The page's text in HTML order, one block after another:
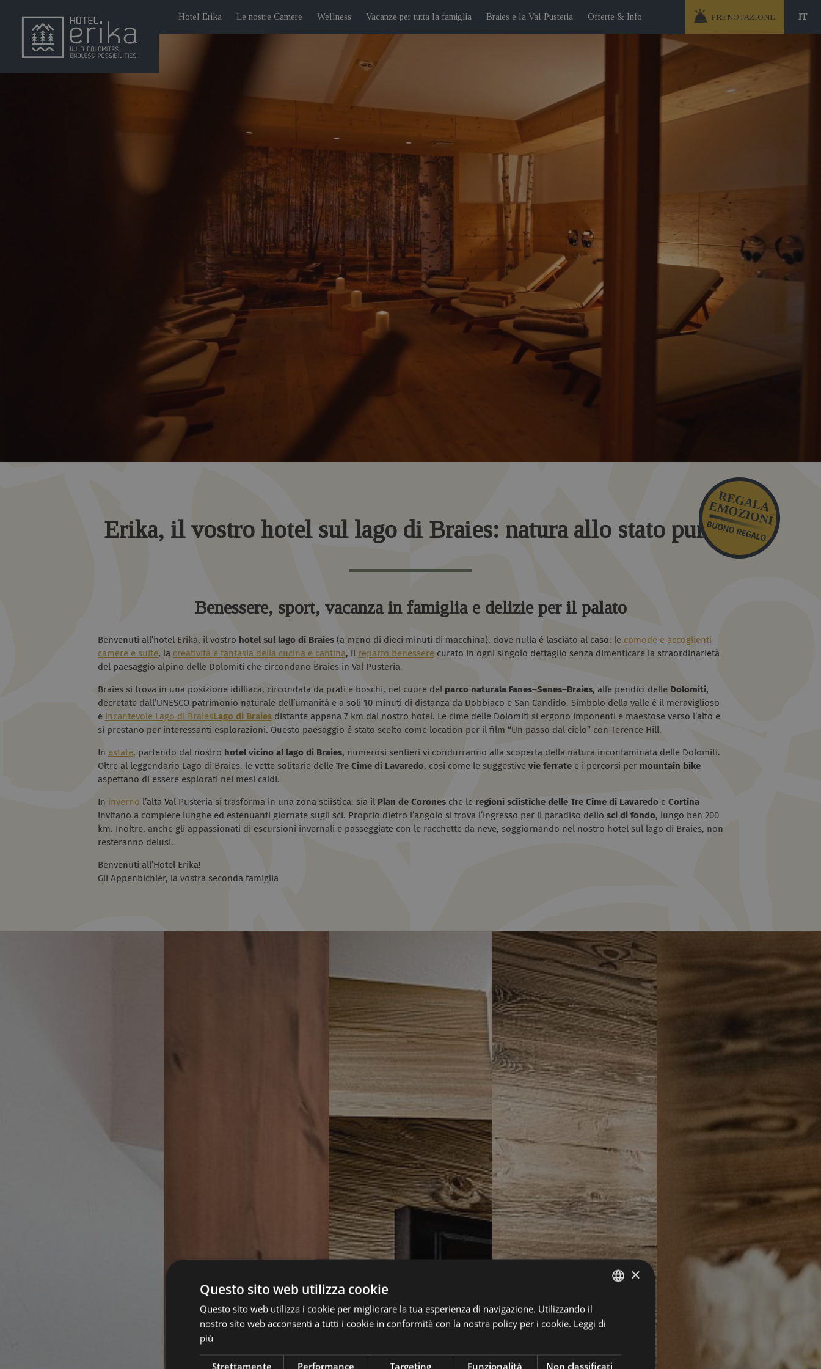
Hotel Erika Le nostre Camere Wellness Vacanze per tutta la famiglia Braies e la Val Pusteria Offerte & Info IT
PRENOTAZIONE
Erika, il vostro hotel sul lago di Braies: natura allo stato puro
Benessere, sport, vacanza in famiglia e delizie per il palato
Benvenuti all’hotel Erika, il vostro hotel sul lago di Braies(a meno di dieci minuti di macchina), dove nulla è lasciato al caso: le comode e accoglienti
camere e suite, la creatività e fantasia della cucina e cantina, il reparto benesserecurato in ogni singolo dettaglio senza dimenticare la straordinarietà
del paesaggio alpino delle Dolomiti che circondano Braies in Val Pusteria.
Braies si trova in una posizione idilliaca, circondata da prati e boschi, nel cuore del parco naturale Fanes–Senes–Braies, alle pendici delle Dolomiti,
decretate dall’UNESCO patrimonio naturale dell’umanità e a soli 10 minuti di distanza da Dobbiaco e San Candido. Simbolo della valle è il meraviglioso
e incantevole Lago di BraiesLago di Braiesdistante appena 7 km dal nostro hotel. Le cime delle Dolomiti si ergono imponenti e maestose verso l’alto e
si prestano per interessanti esplorazioni. Questo paesaggio è stato scelto come location per il film “Un passo dal cielo” con Terence Hill.
In estate, partendo dal nostro hotel vicino al lago di Braies, numerosi sentieri vi condurranno alla scoperta della natura incontaminata delle Dolomiti.
Oltre al leggendario Lago di Braies, le vette solitarie delle Tre Cime di Lavaredo, così come le suggestivevie ferratee i percorsi per mountain bike
aspettano di essere esplorati nei mesi caldi.
In inverno l’alta Val Pusteria si trasforma in una zona sciistica: sia il Plan de Coronesche le regioni sciistiche delle Tre Cime di Lavaredoe Cortina
invitano a compiere lunghe ed estenuanti giornate sugli sci. Proprio dietro l’angolo si trova l’ingresso per il paradiso dello sci di fondo,
lungo ben 200
km. Inoltre, anche gli appassionati di escursioni invernali e passeggiate con le racchette da neve, soggiornando nel nostro hotel sul lago di Braies, non
resteranno delusi.
Benvenuti all’Hotel Erika!
Gli Appenbichler, la vostra seconda famiglia
ITALIAN
×
Questo sito web utilizza cookie
Questo sito web utilizza i cookie per migliorare la tua esperienza di navigazione. Utilizzando il
nostro sito web acconsenti a tutti i cookie in conformità con la nostra policy per i cookie. Leggi di
più
Strettamente
Performance Targeting Funzionalità Non classificati